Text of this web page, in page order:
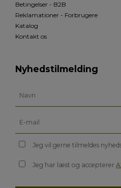
Betingelser - B2B
Reklamationer - Forbrugere
Katalog
Kontakt os
Nyhedstilmelding
Jeg vil gerne tilmeldes
Jeg har læst og accepterer